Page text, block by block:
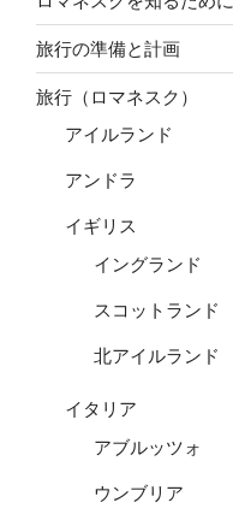
旅行の準備と計画
旅行（ロマネスク）
アイルランド
アンドラ
イギリス
イングランド
スコットランド
北アイルランド
イタリア
アブルッツォ
ウンブリア